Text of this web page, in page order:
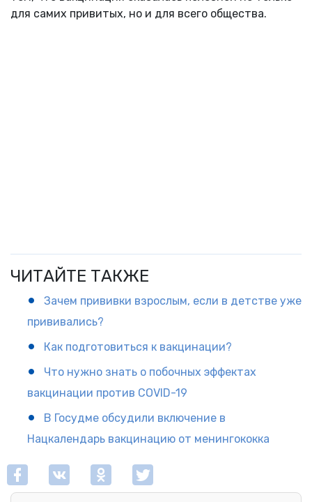
для самих привитых, но и для всего общества.
ЧИТАЙТЕ ТАКЖЕ
Зачем прививки взрослым, если в детстве уже
прививались?
Как подготовиться к вакцинации?
Что нужно знать о побочных эффектах
вакцинации против COVID-19
В Госудме обсудили включение в
Нацкалендарь вакцинацию от менингококка